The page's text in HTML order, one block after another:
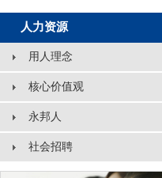
人力资源
用人理念
核心价值观
永邦人
社会招聘